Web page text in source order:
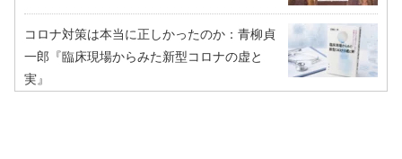
コロナ対策は本当に正しかったのか：青柳貞
一郎『臨床現場からみた新型コロナの虚と
実』